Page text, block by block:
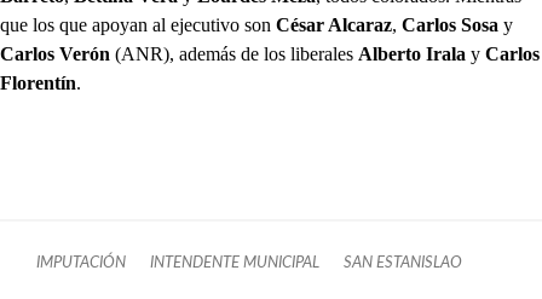
que los que apoyan al ejecutivo son César Alcaraz, Carlos Sosa y
Carlos Verón (ANR), además de los liberales Alberto Irala y Carlos
Florentín.
IMPUTACIÓN INTENDENTE MUNICIPAL SAN ESTANISLAO